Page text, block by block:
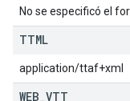
No se especificó el
TTML
application/ttaf+xml
WEB VTT